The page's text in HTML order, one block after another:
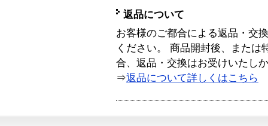
返品について
お客様のご都合による返品・交
ください。 商品開封後、または
合、返品・交換はお受けいたし
⇒返品について詳しくはこちら